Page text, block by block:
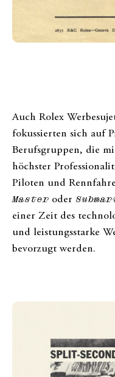
Auch Rolex
fokussierten sich auf
Berufsgruppen, die
höchster
Piloten und
Master oder
einer Zeit des
und leistungsstarke
bevorzugt werden.